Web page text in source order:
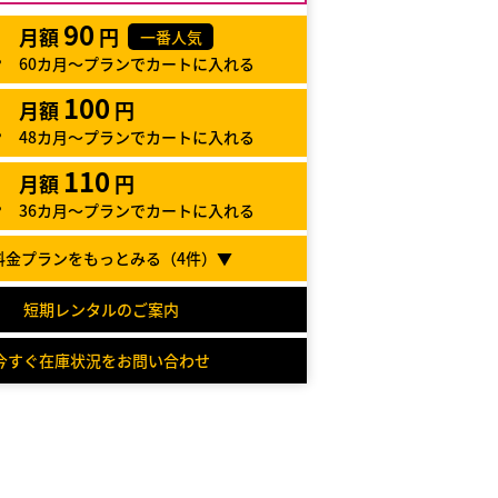
月額 90 円
一番人気
60カ月～プランでカートに入れる
月額 100 円
48カ月～プランでカートに入れる
月額 110 円
36カ月～プランでカートに入れる
プランをもっとみる（4件）▼
短期レンタルのご案内
すぐ在庫状況をお問い合わせ